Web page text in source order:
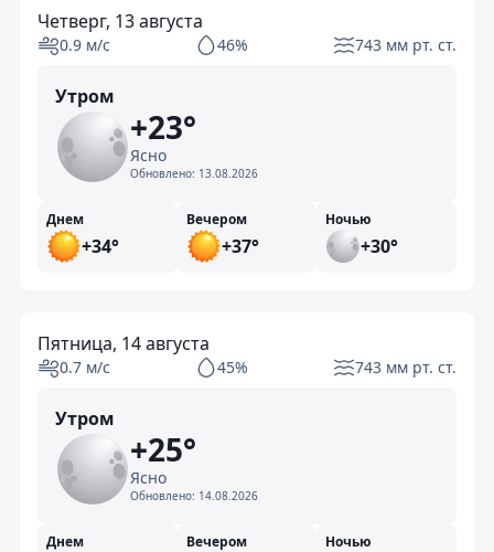
Четверг, 13 августа
0.9 м/с 46% 743 мм рт. ст.
Утром
+23°
Ясно
Обновлено: 13.08.2026
Днем
+34°
Вечером
+37°
Ночью
+30°
Пятница, 14 августа
0.7 м/с 45% 743 мм рт. ст.
Утром
+25°
Ясно
Обновлено: 14.08.2026
Днем Вечером Ночью